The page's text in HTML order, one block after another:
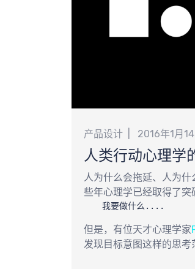
产品设计 2016年1月14
人类行动心理学
人为什么会拖延、人为
些年心理学已经取得了突
通人思考目标的时候，使
是：
我要做什么....
但是，有位天才心理学家
发现目标意图这样的思考